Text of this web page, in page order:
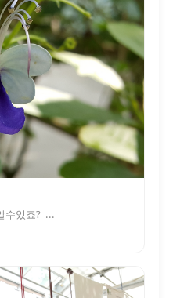
수있죠? ...